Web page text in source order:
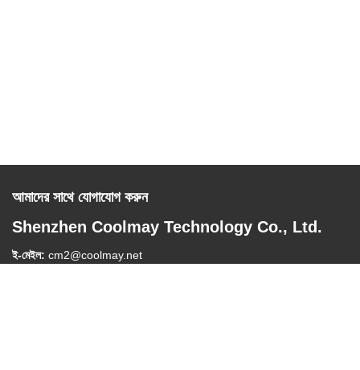
আমাদের সাথে যোগাযোগ করুন
Shenzhen Coolmay Technology Co., Ltd.
ই-মেইল: cm2@coolmay.net